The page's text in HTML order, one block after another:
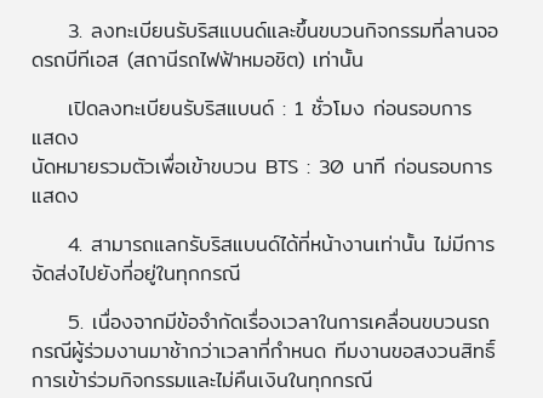
3. ลงทะเบียนรับริสแบนด์และขึ้นขบวนกิจกรรมที่ลานจอ
ดรถบีทีเอส (สถานีรถไฟฟ้าหมอชิต) เท่านั้น
เปิดลงทะเบียนรับริสแบนด์ : 1 ชั่วโมง ก่อนรอบการ
แสดง
นัดหมายรวมตัวเพื่อเข้าขบวน BTS : 30 นาที ก่อนรอบการ
แสดง
4. สามารถแลกรับริสแบนด์ได้ที่หน้างานเท่านั้น ไม่มีการ
จัดส่งไปยังที่อยู่ในทุกกรณี
5. เนื่องจากมีข้อจำกัดเรื่องเวลาในการเคลื่อนขบวนรถ
กรณีผู้ร่วมงานมาช้ากว่าเวลาที่กำหนด ทีมงานขอสงวนสิทธิ์
การเข้าร่วมกิจกรรมและไม่คืนเงินในทุกกรณี